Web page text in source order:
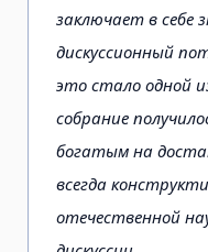
заключает в себе
дискуссионный
это стало одной
собрание
богатым на
всегда
отечественной